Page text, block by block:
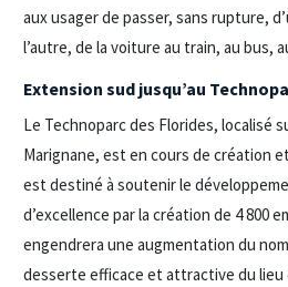
aux usager de passer, sans rupture,
l’autre, de la voiture au train, au bus,
Extension sud jusqu’au
Le Technoparc des Florides, localisé
Marignane, est en cours de création
est destiné à soutenir le
d’excellence par la création de 4 800
engendrera une augmentation du
desserte efficace et attractive du lieu